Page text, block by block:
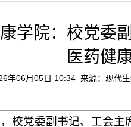
学院：校党委
医药健
年06月05日 10:34 来源：现代
校党委副书记、工会主